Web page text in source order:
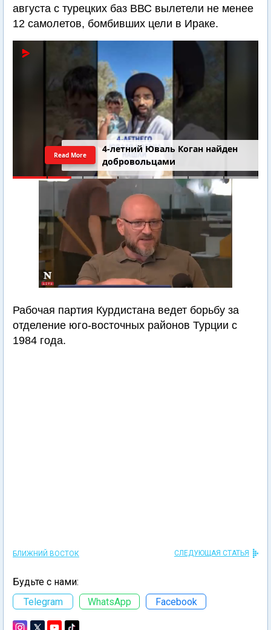
августа с турецких баз ВВС вылетели не менее
12 самолетов, бомбивших цели в Ираке.
4-летний Юваль Коган найден
добровольцами
Read More
Рабочая партия Курдистана ведет борьбу за
отделение юго-восточных районов Турции с
1984 года.
БЛИЖНИЙ ВОСТОК СЛЕДУЮЩАЯ СТАТЬЯ
Будьте с нами:
Telegram
WhatsApp Facebook